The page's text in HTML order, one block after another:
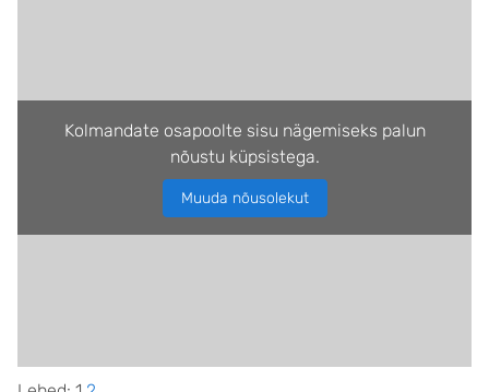
Kolmandate osapoolte sisu nägemiseks palun
nõustu küpsistega.
Muuda nõusolekut